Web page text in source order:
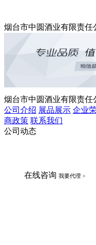
烟台市中圆酒业有限责任
烟台市中圆酒业有限责任
公司介绍 展品展示 企业
商政策 联系我们
公司动态
在线咨询 我要代理 >